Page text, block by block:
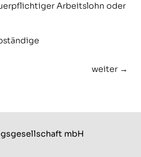
Arbeitslohn oder
weiter →
mbH